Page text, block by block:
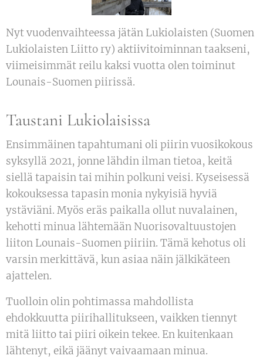
Nyt vuodenvaihteessa jätän Lukiolaisten (Suomen
Lukiolaisten Liitto ry) aktiivitoiminnan taakseni,
viimeisimmät reilu kaksi vuotta olen toiminut
Lounais-Suomen piirissä.
Taustani Lukiolaisissa
Ensimmäinen tapahtumani oli piirin vuosikokous
syksyllä 2021, jonne lähdin ilman tietoa, keitä
siellä tapaisin tai mihin polkuni veisi. Kyseisessä
kokouksessa tapasin monia nykyisiä hyviä
ystäviäni. Myös eräs paikalla ollut nuvalainen,
kehotti minua lähtemään Nuorisovaltuustojen
liiton Lounais-Suomen piiriin. Tämä kehotus oli
varsin merkittävä, kun asiaa näin jälkikäteen
ajattelen.
Tuolloin olin pohtimassa mahdollista
ehdokkuutta piirihallitukseen, vaikken tiennyt
mitä liitto tai piiri oikein tekee. En kuitenkaan
lähtenyt, eikä jäänyt vaivaamaan minua.